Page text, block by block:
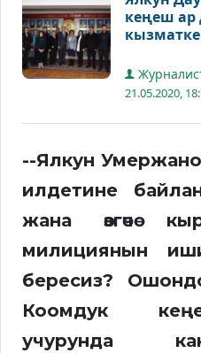
кеңеш
орунга
21.05.2020,
--Ялкун
илдетине
жана өзгөчө
милициянын
бересиз?
Коомдук
учурунда